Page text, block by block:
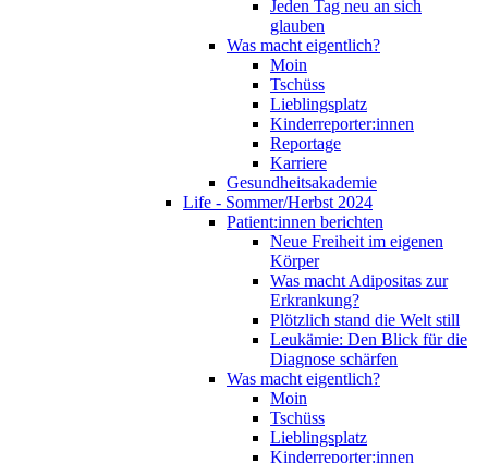
Jeden Tag neu an sich
glauben
Was macht eigentlich?
Moin
Tschüss
Lieblingsplatz
Kinderreporter:innen
Reportage
Karriere
Gesundheitsakademie
Life - Sommer/Herbst 2024
Patient:innen berichten
Neue Freiheit im eigenen
Körper
Was macht Adipositas zur
Erkrankung?
Plötzlich stand die Welt still
Leukämie: Den Blick für die
Diagnose schärfen
Was macht eigentlich?
Moin
Tschüss
Lieblingsplatz
Kinderreporter:innen